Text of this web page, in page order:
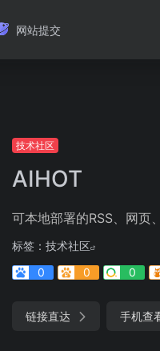
网站提交
技术社区
AIHOT
可本地部署的RSS、网页
标签： 技术社区
0
0 0
链接直达 手机查